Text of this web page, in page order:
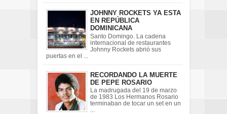
JOHNNY ROCKETS YA ESTA
EN REPÚBLICA
DOMINICANA
Santo Domingo. La cadena
internacional de restaurantes
Johnny Rockets abrió sus
puertas en el ...
RECORDANDO LA MUERTE
DE PEPE ROSARIO
La madrugada del 19 de marzo
de 1983 Los Hermanos Rosario
terminaban de tocar un set en un
...